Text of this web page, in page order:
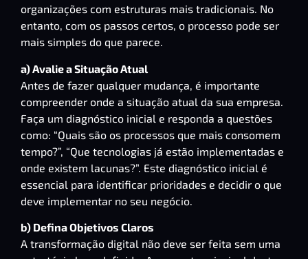
organizações com estruturas mais tradicionais. No
entanto, com os passos certos, o processo pode ser
mais simples do que parece.
a) Avalie a Situação Atual
Antes de fazer qualquer mudança, é importante
compreender onde a situação atual da sua empresa.
Faça um diagnóstico inicial e responda a questões
como: “Quais são os processos que mais consomem
tempo?”, “Que tecnologias já estão implementadas e
onde existem lacunas?”. Este diagnóstico inicial é
essencial para identificar prioridades e decidir o que
deve implementar no seu negócio.
b) Defina Objetivos Claros
A transformação digital não deve ser feita sem uma